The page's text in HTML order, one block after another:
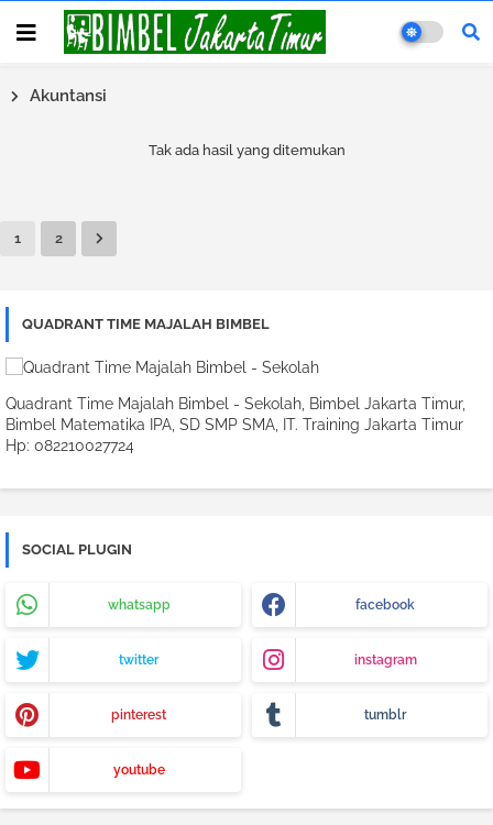
Akuntansi
Tak ada hasil yang ditemukan
1 2
QUADRANT TIME MAJALAH BIMBEL
Quadrant Time Majalah Bimbel - Sekolah, Bimbel Jakarta Timur,
Bimbel Matematika IPA, SD SMP SMA, IT. Training Jakarta Timur
Hp: 082210027724
SOCIAL PLUGIN
whatsapp facebook
twitter instagram
pinterest tumblr
youtube